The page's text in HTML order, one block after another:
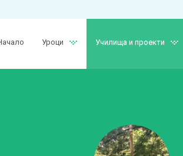
Уроци Училища и проекти